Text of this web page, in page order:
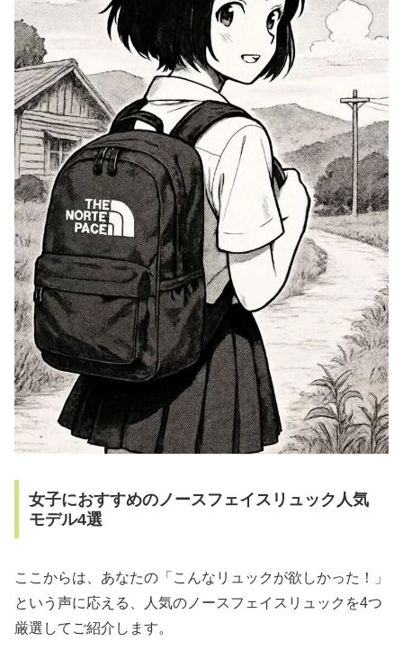
女子におすすめのノースフェイスリュック人気
モデル4選
ここからは、あなたの「こんなリュックが欲しかった！」
という声に応える、人気のノースフェイスリュックを4つ
厳選してご紹介します。